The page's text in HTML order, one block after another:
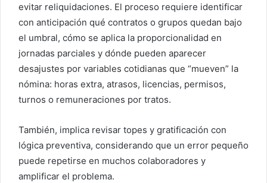
evitar reliquidaciones. El proceso requiere identificar
con anticipación qué contratos o grupos quedan bajo
el umbral, cómo se aplica la proporcionalidad en
jornadas parciales y dónde pueden aparecer
desajustes por variables cotidianas que “mueven” la
nómina: horas extra, atrasos, licencias, permisos,
turnos o remuneraciones por tratos.
También, implica revisar topes y gratificación con
lógica preventiva, considerando que un error pequeño
puede repetirse en muchos colaboradores y
amplificar el problema.